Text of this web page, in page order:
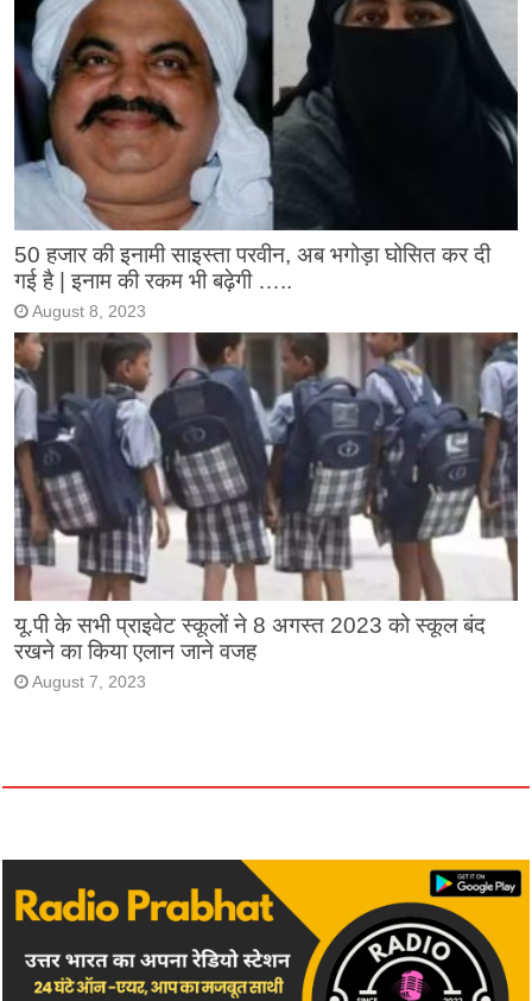
50 हजार की इनामी साइस्ता परवीन, अब भगोड़ा घोसित कर दी
गई है | इनाम की रकम भी बढ़ेगी …..
August 8, 2023
यू.पी के सभी प्राइवेट स्कूलों ने 8 अगस्त 2023 को स्कूल बंद
रखने का किया एलान जाने वजह
August 7, 2023